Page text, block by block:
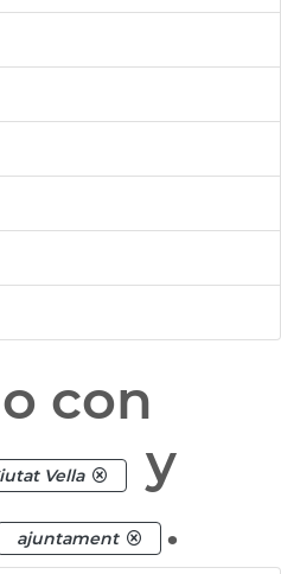
con
Vella
y
ajuntament .